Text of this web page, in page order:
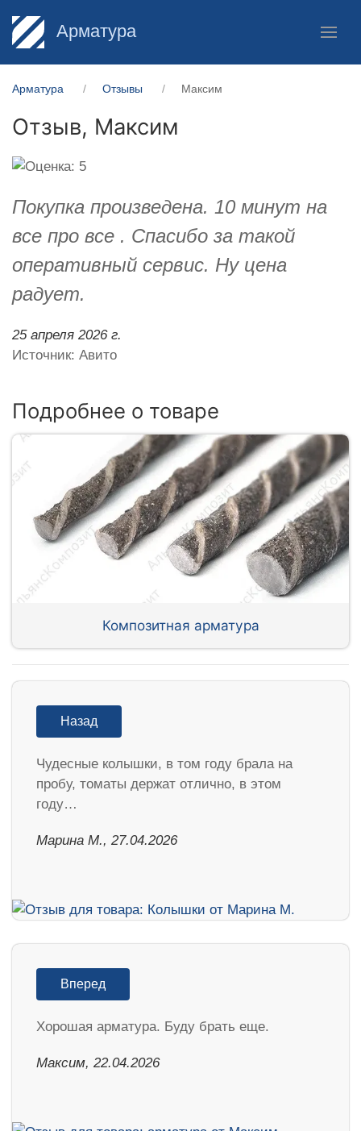
Арматура
Арматура Отзывы Максим
Отзыв, Максим
Покупка произведена. 10 минут на
все про все . Спасибо за такой
оперативный сервис. Ну цена
радует.
25 апреля 2026 г.
Источник: Авито
Подробнее о товаре
Композитная арматура
Назад
Чудесные колышки, в том году брала на
пробу, томаты держат отлично, в этом
году…
Марина М., 27.04.2026
Вперед
Хорошая арматура. Буду брать еще.
Максим, 22.04.2026